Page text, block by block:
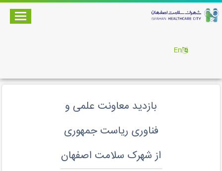
En
بازدید معاونت علمی و
فناوری ریاست جمهوری
از شهرک سلامت اصفهان